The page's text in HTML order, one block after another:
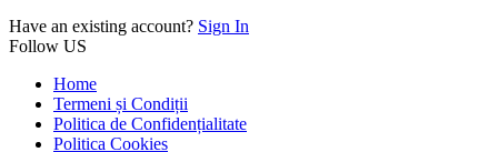
Have an existing account? Sign In
Follow US
Home
Termeni și Condiții
Politica de Confidențialitate
Politica Cookies